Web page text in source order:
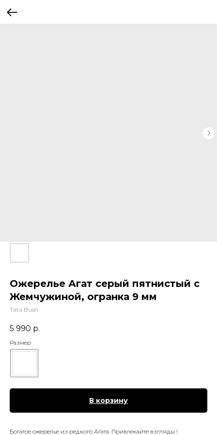
Ожерелье Агат серый пятнистый с
Жемчужиной, огранка 9 мм
Tata Bush
5 990 р.
Размер
В корзину
Богатое ожерелье из редкого Агата. Привлекайте взгляды !